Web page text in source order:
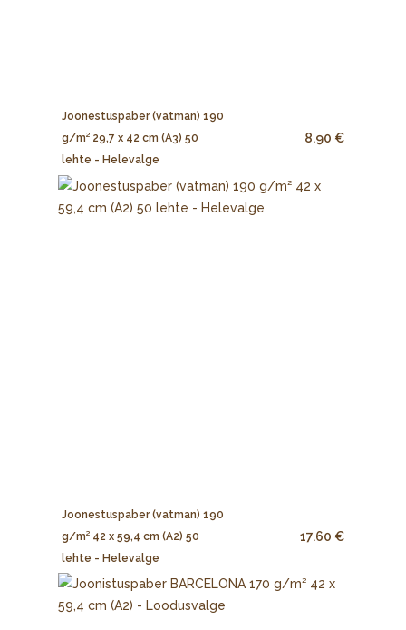
Joonestuspaber (vatman) 190
g/m² 29,7 x 42 cm (A3) 50
lehte - Helevalge
8.90 €
Joonestuspaber (vatman) 190
g/m² 42 x 59,4 cm (A2) 50
lehte - Helevalge
17.60 €